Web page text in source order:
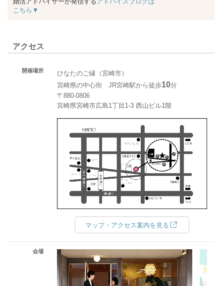
こちら▼
アクセス
開催場所
ひなたのご縁（宮崎市）
宮崎県の中心街 JR宮崎駅から徒歩10分
〒880-0806
宮崎県宮崎市広島1丁目1-3 西山ビル1階
マップ・アクセス案内を見る
会場